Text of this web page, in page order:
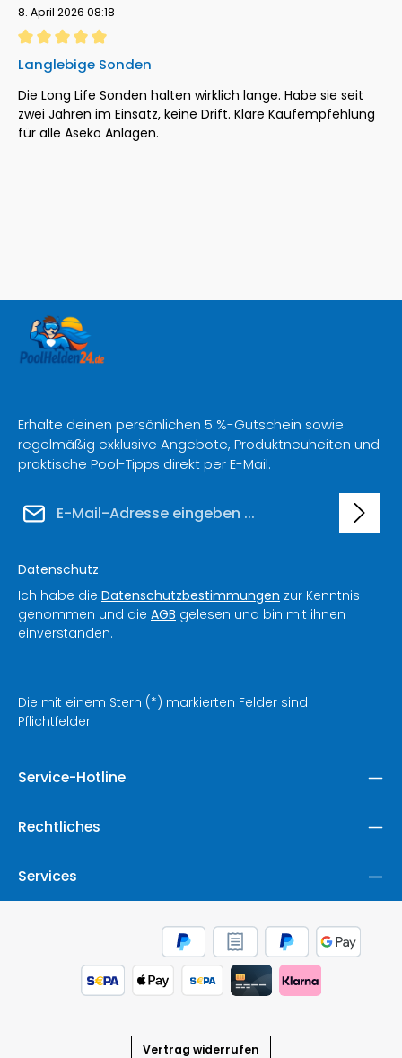
8. April 2026 08:18
Bewertung mit 5 von 5 Sternen
Langlebige Sonden
Die Long Life Sonden halten wirklich lange. Habe sie seit
zwei Jahren im Einsatz, keine Drift. Klare Kaufempfehlung
für alle Aseko Anlagen.
Erhalte deinen persönlichen 5 %-Gutschein sowie
regelmäßig exklusive Angebote, Produktneuheiten und
praktische Pool-Tipps direkt per E-Mail.
Datenschutz
Ich habe die Datenschutzbestimmungen zur Kenntnis
genommen und die AGB gelesen und bin mit ihnen
einverstanden.
Die mit einem Stern (*) markierten Felder sind
Pflichtfelder.
Service-Hotline
Rechtliches
Services
Vertrag widerrufen